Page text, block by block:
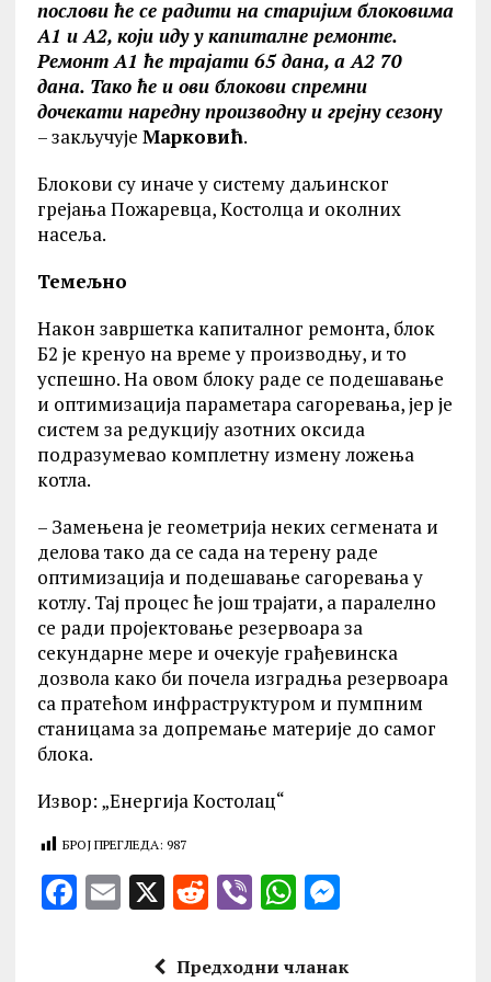
послови ће се радити на старијим блоковима
А1 и А2, који иду у капиталне ремонте.
Ремонт А1 ће трајати 65 дана, а А2 70
дана. Тако ће и ови блокови спремни
дочекати наредну производну и грејну сезону
– закључује Марковић.
Блокови су иначе у систему даљинског
грејања Пожаревца, Kостолца и околних
насеља.
Темељно
Након завршетка капиталног ремонта, блок
Б2 је кренуо на време у производњу, и то
успешно. На овом блоку раде се подешавање
и оптимизација параметара сагоревања, јер је
систем за редукцију азотних оксида
подразумевао комплетну измену ложења
котла.
– Замењена је геометрија неких сегмената и
делова тако да се сада на терену раде
оптимизација и подешавање сагоревања у
котлу. Тај процес ће још трајати, а паралелно
се ради пројектовање резервоара за
секундарне мере и очекује грађевинска
дозвола како би почела изградња резервоара
са пратећом инфраструктуром и пумпним
станицама за допремање материје до самог
блока.
Извор: „Енергија Kостолац“
БРОЈ ПРЕГЛЕДА: 987
F E X R
d
V
er
W
at
M
se
Предходни чланак